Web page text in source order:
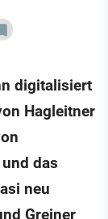
digitalisiert
Hagleitner
das
neu
Greiner